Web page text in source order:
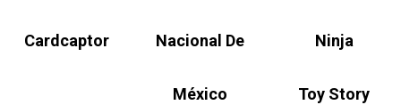
Cardcaptor Nacional De
México
Ninja
Toy Story